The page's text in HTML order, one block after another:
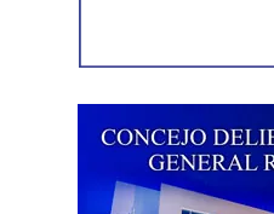
ministro de Salud, Demetrio
Hacienda, Gabriel Sánchez
Unidad Provincial de
Financiamiento Externo